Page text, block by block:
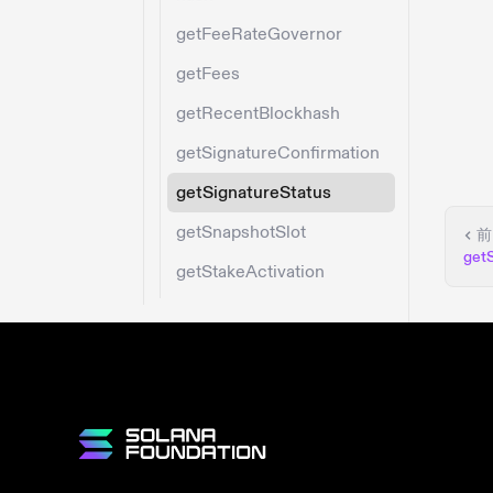
getFeeRateGovernor
getFees
getRecentBlockhash
getSignatureConfirmation
getSignatureStatus
getSnapshotSlot
getStakeActivation
前